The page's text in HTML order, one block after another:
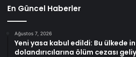
En Güncel Haberler
Ağustos 7, 2026
Yeni yasa kabul edildi: Bu ülkede
dolandırıcılarına ölüm cezası